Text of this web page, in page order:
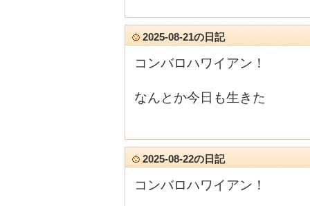
2025-08-21の日記
コンバロハワイアン！
なんとか今日も生きた
2025-08-22の日記
コンバロハワイアン！